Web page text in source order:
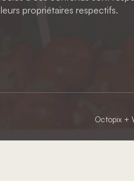
propriétaires respectifs.
Octopix+